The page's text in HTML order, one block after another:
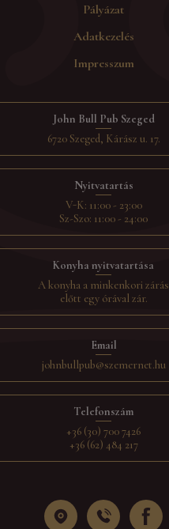
Pályázat
Adatkezelés
Impresszum
John Bull Pub Szeged
6720 Szeged, Kárász u. 17.
Nyitvatartás
V-K: 11:00 - 23:00
Sz-Szo: 11:00 - 24:00
Konyha nyitvatartása
A konyha a minkenkori zárás
előtt egy órával zár.
Email
johnbullpub@szemernet.hu
Telefonszám
+36 (30) 700 7426
+36 (62) 484 217